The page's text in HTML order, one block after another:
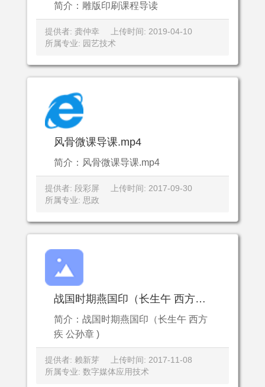
简介：雕版印刷课程导读
提供者: 龚仲幸
上传时间: 2019-04-10
所属专业: 园艺技术
风骨微课导课.mp4
简介：风骨微课导课.mp4
提供者: 段彩屏
上传时间: 2017-09-30
所属专业: 思政
战国时期燕国印（长生午 西方疾 公孙章 )
简介：战国时期燕国印（长生午 西方
疾 公孙章 )
提供者: 赖新芽
上传时间: 2017-11-08
所属专业: 数字媒体应用技术